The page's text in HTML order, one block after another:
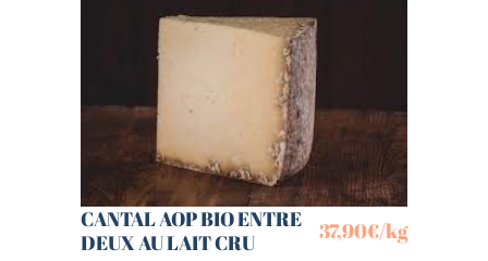
CANTAL AOP BIO ENTRE
DEUX AU LAIT CRU
37,90€/kg